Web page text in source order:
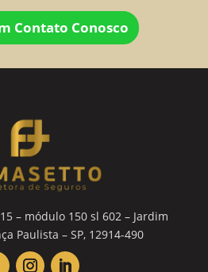
Contato Conosco
– módulo 150 sl 602 – Jardim
Paulista – SP, 12914-490